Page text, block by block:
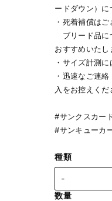
ードダウン）に
・死着補償はご
ブリード品に
おすすめいたし
・サイズ計測
・迅速なご連
入をお控えくだ
#サンクスカー
#サンキューカ
種類
数量